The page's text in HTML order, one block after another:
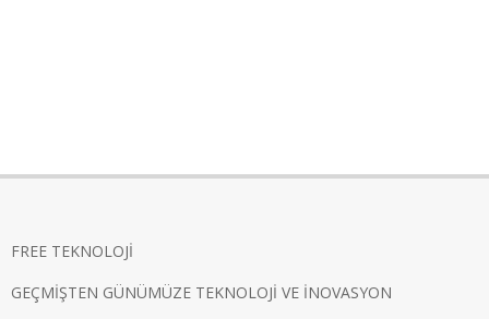
FREE TEKNOLOJİ
GEÇMİŞTEN GÜNÜMÜZE TEKNOLOJİ VE İNOVASYON